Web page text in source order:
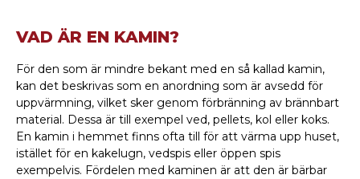
VAD ÄR EN KAMIN?
För den som är mindre bekant med en så kallad kamin,
kan det beskrivas som en anordning som är avsedd för
uppvärmning, vilket sker genom förbränning av brännbart
material. Dessa är till exempel ved, pellets, kol eller koks.
En kamin i hemmet finns ofta till för att värma upp huset,
istället för en kakelugn, vedspis eller öppen spis
exempelvis. Fördelen med kaminen är att den är bärbar